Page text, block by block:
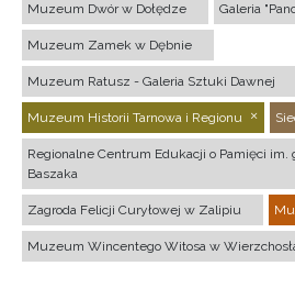
Muzeum Dwór w Dołędze Galeria
Muzeum Zamek w Dębnie
Muzeum Ratusz - Galeria Sztuki Dawnej
Muzeum Historii Tarnowa i Regionu
Regionalne Centrum Edukacji o Pamięci im.
Baszaka
Zagroda Felicji Curyłowej w Zalipiu
Muzeum Wincentego Witosa w